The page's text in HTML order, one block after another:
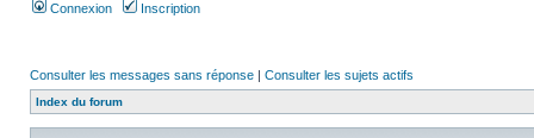
Connexion Inscription
Consulter les messages sans réponse | Consulter les sujets actifs
Index du forum